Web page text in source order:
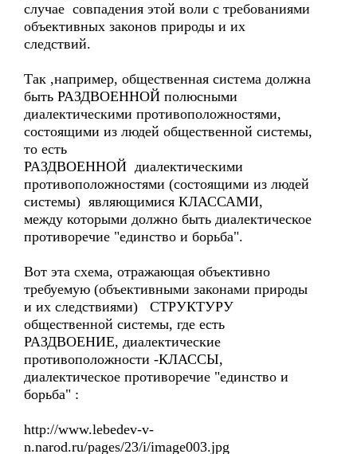
случае совпадения этой воли с требованиями
объективных законов природы и их
следствий.
Так ,например, общественная система должна
быть РАЗДВОЕННОЙ полюсными
диалектическими противоположностями,
состоящими из людей общественной системы,
то есть
РАЗДВОЕННОЙ диалектическими
противоположностями (состоящими из людей
системы) являющимися КЛАССАМИ,
между которыми должно быть диалектическое
противоречие "единство и борьба".
Вот эта схема, отражающая объективно
требуемую (объективными законами природы
и их следствиями) СТРУКТУРУ
общественной системы, где есть
РАЗДВОЕНИЕ, диалектические
противоположности -КЛАССЫ,
диалектическое противоречие "единство и
борьба" :
http://www.lebedev-v-
n.narod.ru/pages/23/i/image003.jpg